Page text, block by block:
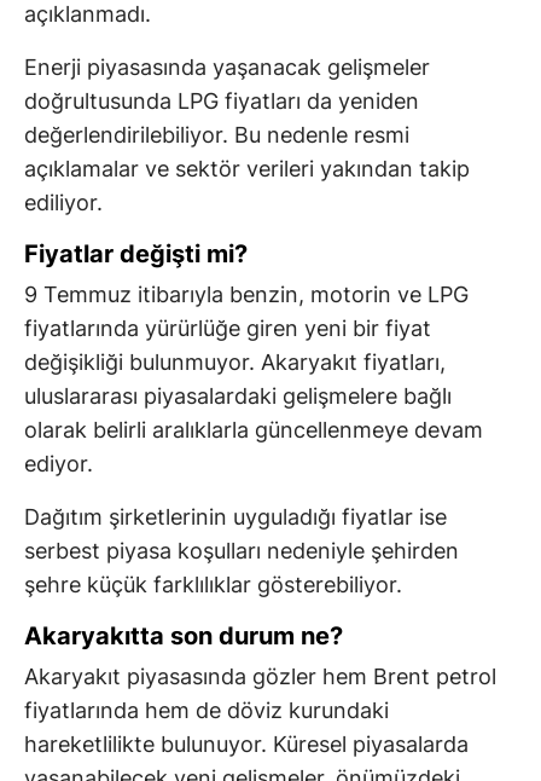
açıklanmadı.
Enerji piyasasında yaşanacak gelişmeler
doğrultusunda LPG fiyatları da yeniden
değerlendirilebiliyor. Bu nedenle resmi
açıklamalar ve sektör verileri yakından takip
ediliyor.
Fiyatlar değişti mi?
9 Temmuz itibarıyla benzin, motorin ve LPG
fiyatlarında yürürlüğe giren yeni bir fiyat
değişikliği bulunmuyor. Akaryakıt fiyatları,
uluslararası piyasalardaki gelişmelere bağlı
olarak belirli aralıklarla güncellenmeye devam
ediyor.
Dağıtım şirketlerinin uyguladığı fiyatlar ise
serbest piyasa koşulları nedeniyle şehirden
şehre küçük farklılıklar gösterebiliyor.
Akaryakıtta son durum ne?
Akaryakıt piyasasında gözler hem Brent petrol
fiyatlarında hem de döviz kurundaki
hareketlilikte bulunuyor. Küresel piyasalarda